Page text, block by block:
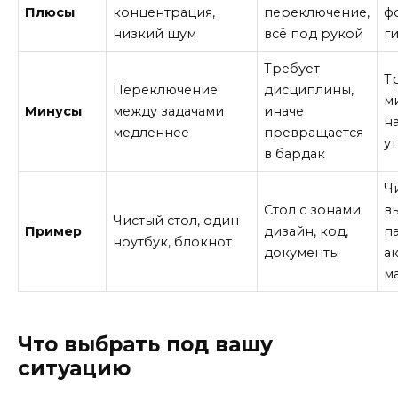
Плюсы
концентрация,
низкий шум
переключение,
всё под рукой
Минусы
Переключение
между задачами
медленнее
Требует
дисциплины,
иначе
превращается
в бардак
Пример
Чистый стол, один
ноутбук, блокнот
Стол с зонами:
дизайн, код,
документы
Что выбрать под вашу
ситуацию